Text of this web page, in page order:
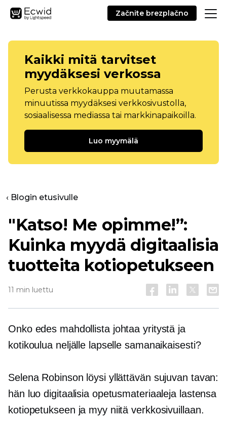
Začnite brezplačno
Kaikki mitä tarvitset
myydäksesi verkossa
Perusta verkkokauppa muutamassa
minuutissa myydäksesi verkkosivustolla,
sosiaalisessa mediassa tai markkinapaikoilla.
Luo myymälä
‹ Blogin etusivulle
"Katso! Me opimme!”:
Kuinka myydä digitaalisia
tuotteita kotiopetukseen
11 min luettu
Onko edes mahdollista johtaa yritystä ja
kotikoulua neljälle lapselle samanaikaisesti?
Selena Robinson löysi yllättävän sujuvan tavan:
hän luo digitaalisia opetusmateriaaleja lastensa
kotiopetukseen ja myy niitä verkkosivuillaan.